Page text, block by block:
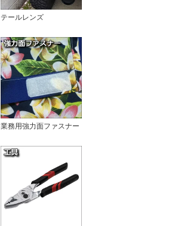
テールレンズ
業務用強力面ファスナー